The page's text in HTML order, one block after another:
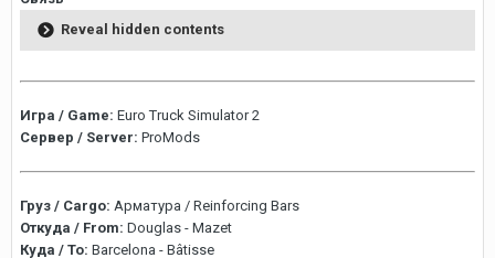
Reveal hidden contents
Игра / Game: Euro Truck Simulator 2
Сервер / Server: ProMods
Груз / Cargo: Арматура / Reinforcing Bars
Откуда / From: Douglas - Mazet
Куда / To: Barcelona - Bâtisse